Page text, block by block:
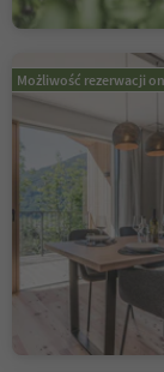
Możliwość rezerwacji